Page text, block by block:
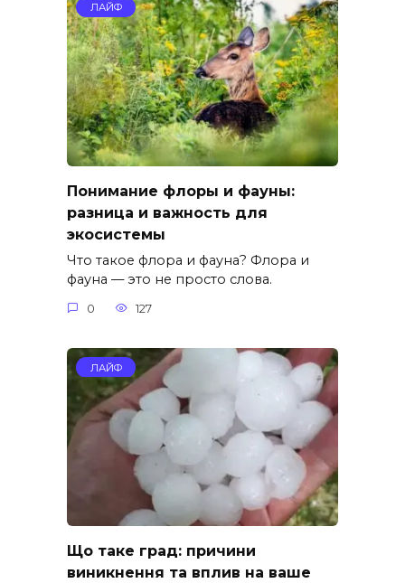
ЛАЙФ
Понимание флоры и фауны:
разница и важность для
экосистемы
Что такое флора и фауна? Флора и
фауна — это не просто слова.
0 127
ЛАЙФ
Що таке град: причини
виникнення та вплив на ваше